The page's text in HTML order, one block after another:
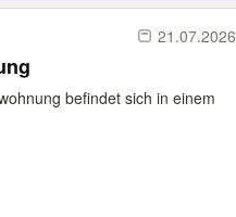
21.07.2026
befindet sich in einem